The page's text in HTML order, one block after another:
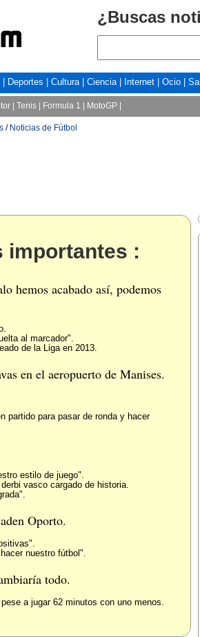
¿Buscas
Deportes Cultura| Ciencia| Internet Ocio
Tenis Formula 1 MotoGP
/ Noticias de Fútbol
importantes :
hemos acabado así, podemos
al marcador".
de la Liga en 2013.
en el aeropuerto de Manises.
partido para pasar de ronda y hacer
estilo de juego".
vasco cargado de historia.
Oporto.
nuestro fútbol".
todo.
a jugar 62 minutos con uno menos.